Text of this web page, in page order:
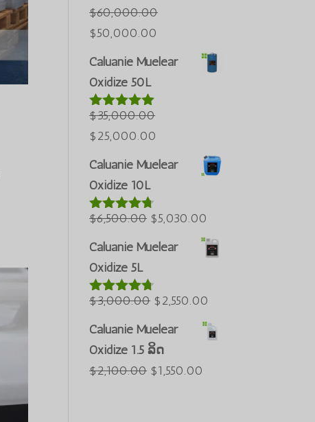
$60,000.00
ລາຄາ
ເດີມ
ແມ່ນ:
$60,000.00.
$50,000.00
ປະຈຸບັນ:
$50,000.00.
Caluanie Muelear
Oxidize 50L
ໃຫ້ຄະແນນ
5.00 ຈາກ
ທັງໝົດ 5
$35,000.00
ລາຄາ
ເດີມ
ແມ່ນ:
$35,000.00.
$25,000.00
ປະຈຸບັນ:
$25,000.00.
Caluanie Muelear
Oxidize 10L
ໃຫ້ຄະແນນ
ທັງໝົດ 5
$6,500.00 ລາຄາ
ເດີມ
$6,500.00.
$5,030.00
ປະຈຸບັນ:
$5,030.00.
Caluanie Muelear
Oxidize 5L
ໃຫ້ຄະແນນ
ທັງໝົດ 5
$3,000.00 ລາຄາ
ເດີມ
ແມ່ນ:
$2,550.00
ປະຈຸບັນ:
$2,550.00.
Caluanie Muelear
Oxidize 1.5 ລິດ
$2,100.00 ລາຄາ
$1,550.00